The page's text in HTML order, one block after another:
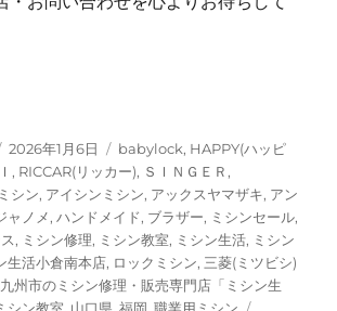
投
稿
日:
2026年1月6日
カ
テ
ゴ
リ
ー
babylock, HAPPY(ハッピ
, RICCAR(リッカー), ＳＩＮＧＥＲ,
シン, アイシンミシン, アックスヤマザキ, アン
ャノメ,ハンドメイド, ブラザー, ミシンセール,
, ミシン修理, ミシン教室, ミシン生活, ミシン
生活小倉南本店, ロックミシン,三菱(ミツビシ)
州市のミシン修理・販売専門店「ミシン生